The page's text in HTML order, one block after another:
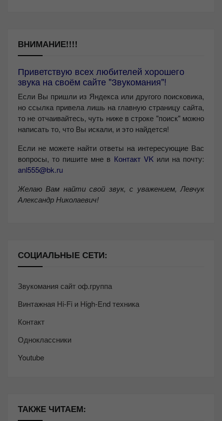
ВНИМАНИЕ!!!!
Приветствую всех любителей хорошего
звука на своём сайте "Звукомания"!
Если Вы пришли из Яндекса или другого поисковика,
но ссылка привела лишь на главную страницу сайта,
то не отчаивайтесь, чуть ниже в строке "поиск" можно
написать то, что Вы искали, и это найдется!
Если не можете найти ответы на интересующие Вас
вопросы, то пишите мне в Контакт VKили на почту:
anl555@bk.ru
Желаю Вам найти свой звук, с уважением, Левчук
Александр Николаевич!
СОЦИАЛЬНЫЕ СЕТИ:
Звукомания сайт оф.группа
Винтажная Hi-Fi и High-End техника
Контакт
Одноклассники
Youtube
ТАКЖЕ ЧИТАЕМ: